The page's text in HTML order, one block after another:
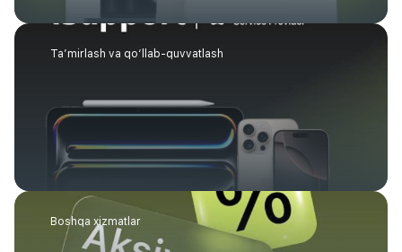
Ta’mirlash va qo‘llab-quvvatlash
Boshqa xizmatlar